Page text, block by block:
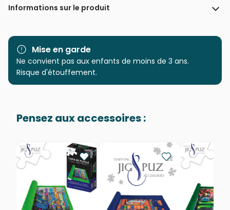
Informations sur le produit
Marque
Ravensburger, le leader
Catégorie
EAN 4005556174324
Nombre de pièces 5000 pièces
Dimensions 153 x 101 cm
Mise en garde
Ne convient pas aux enfants de moins de 3 ans.
Risque d'étouffement.
Pensez aux accessoires :